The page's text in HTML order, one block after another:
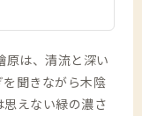
原は、清流と深い
聞きながら木陰
えない緑の濃さ